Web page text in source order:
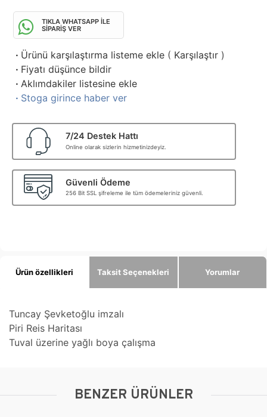
TIKLA WHATSAPP İLE
SİPARİŞ VER
· Ürünü karşılaştırma listeme ekle ( Karşılaştır )
· Fiyatı düşünce bildir
· Aklımdakiler listesine ekle
· Stoga girince haber ver
7/24 Destek Hattı
Online olarak sizlerin hizmetinizdeyiz.
Güvenli Ödeme
256 Bit SSL şifreleme ile tüm ödemeleriniz güvenli.
Ürün özellikleri Taksit Seçenekleri Yorumlar
Tuncay Şevketoğlu imzalı
Piri Reis Haritası
Tuval üzerine yağlı boya çalışma
BENZER ÜRÜNLER